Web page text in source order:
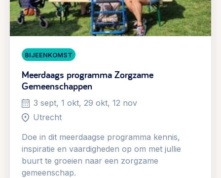
BIJEENKOMST
Meerdaags programma Zorgzame
Gemeenschappen
3 sept, 1 okt, 29 okt, 12 nov
Utrecht
Doe in dit meerdaagse programma kennis,
inspiratie en vaardigheden op om met jullie
buurt te groeien naar een zorgzame
gemeenschap.